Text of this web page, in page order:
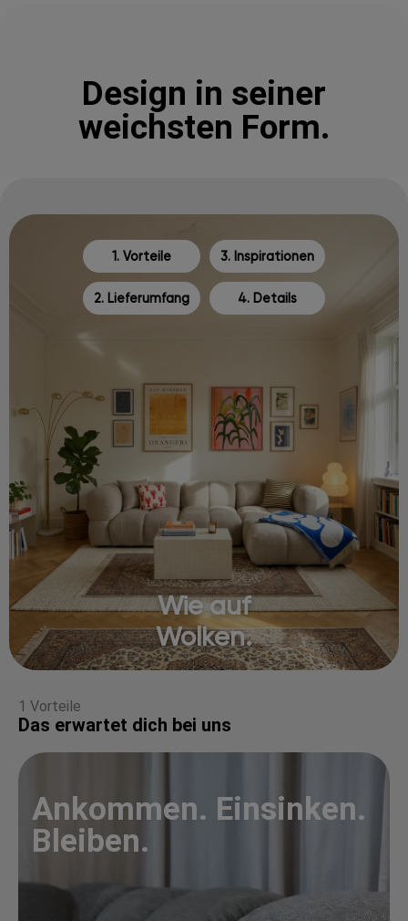
Design in seiner
weichsten Form.
1. Vorteile 3. Inspirationen
2. Lieferumfang 4. Details
Wie auf
Wolken.
1 Vorteile
Das erwartet dich bei uns
Ankommen. Einsinken.
Bleiben.